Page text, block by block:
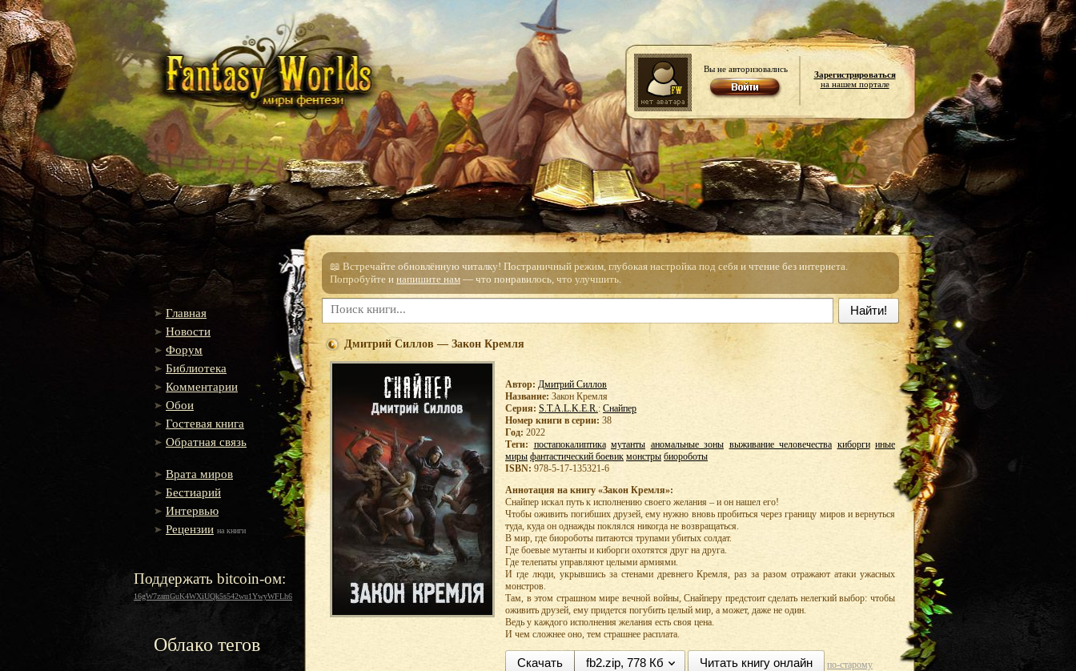
Вы не авторизовались
Зарегистрироваться
на нашем портале
Главная
Новости
Форум
Библиотека
Комментарии
Обои
Гостевая книга
Обратная связь
Врата миров
Бестиарий
Интервью
Рецензии на книги
Поддержать bitcoin-ом:
16gW7zamGuK4WXiUQk5s542wu1YwyWFLh6
Облако тегов
📖 Встречайте обновлённую читалку! Постраничный режим, глубокая настройка под себя и чтение без интернета.
Попробуйте и напишите нам — что понравилось, что улучшить.
Найти!
Дмитрий Силлов — Закон Кремля
Автор: Дмитрий Силлов
Название: Закон Кремля
Серия: S.T.A.L.K.E.R.: Снайпер
Номер книги в серии: 38
Год: 2022
Теги: постапокалиптика мутанты аномальные зоны выживание человечества киборги иные
миры фантастический боевик монстры биороботы
ISBN: 978-5-17-135321-6
Аннотация на книгу «Закон Кремля»:
Снайпер искал путь к исполнению своего желания – и он нашел его!
Чтобы оживить погибших друзей, ему нужно вновь пробиться через границу миров и вернуться
туда, куда он однажды поклялся никогда не возвращаться.
В мир, где биороботы питаются трупами убитых солдат.
Где боевые мутанты и киборги охотятся друг на друга.
Где телепаты управляют целыми армиями.
И где люди, укрывшись за стенами древнего Кремля, раз за разом отражают атаки ужасных
монстров.
Там, в этом страшном мире вечной войны, Снайперу предстоит сделать нелегкий выбор: чтобы
оживить друзей, ему придется погубить целый мир, а может, даже не один.
Ведь у каждого исполнения желания есть своя цена.
И чем сложнее оно, тем страшнее расплата.
Скачать fb2.zip, 778 Кб Читать книгу онлайн по-старому